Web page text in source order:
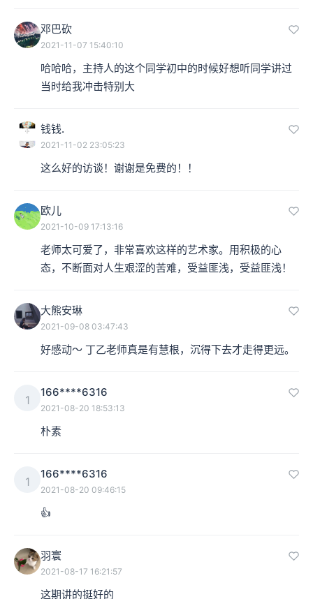
邓巴砍
2021-11-07 15:40:10
哈哈哈，主持人的这个同学初中的时候好想听同学讲过
当时给我冲击特别大
钱钱.
2021-11-02 23:05:23
这么好的访谈！谢谢是免费的！！
欧儿
2021-10-09 17:13:16
老师太可爱了，非常喜欢这样的艺术家。用积极的心
态，不断面对人生艰涩的苦难，受益匪浅，受益匪浅！
大熊安琳
2021-09-08 03:47:43
好感动～ 丁乙老师真是有慧根，沉得下去才走得更远。
1
166****6316
2021-08-20 18:53:13
朴素
1
166****6316
2021-08-20 09:46:15
👍
羽寰
2021-08-17 16:21:57
这期讲的挺好的